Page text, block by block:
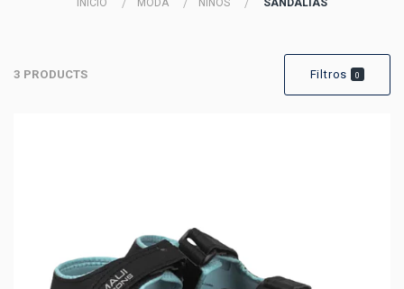
INICIO MODA NIÑOS SANDALIAS
3 PRODUCTS Filtros 0